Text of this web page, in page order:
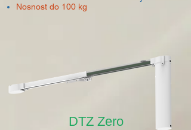
Nosnost do 100 kg
DTZ Zero